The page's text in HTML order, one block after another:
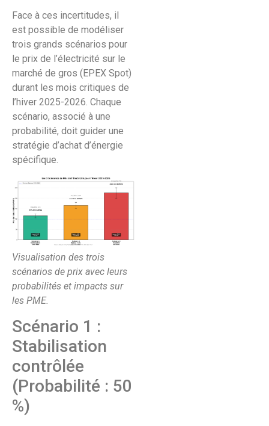
Face à ces incertitudes, il
est possible de modéliser
trois grands scénarios pour
le prix de l’électricité sur le
marché de gros (EPEX Spot)
durant les mois critiques de
l’hiver 2025-2026. Chaque
scénario, associé à une
probabilité, doit guider une
stratégie d’achat d’énergie
spécifique.
Visualisation des trois
scénarios de prix avec leurs
probabilités et impacts sur
les PME.
Scénario 1 :
Stabilisation
contrôlée
(Probabilité : 50
%)